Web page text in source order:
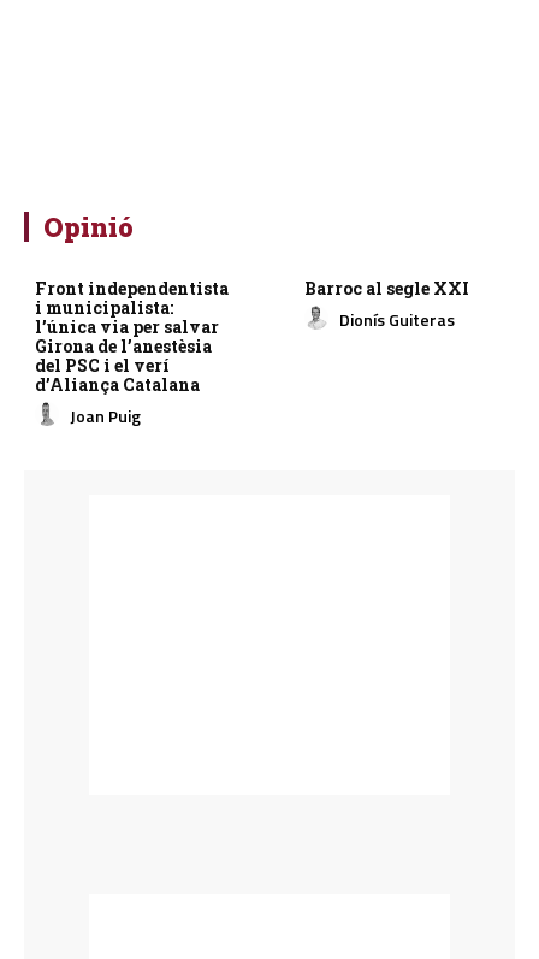
Opinió
Front independentista
i municipalista:
l’única via per salvar
Girona de l’anestèsia
del PSC i el verí
d’Aliança Catalana
Joan Puig
Barroc al segle XXI
Dionís Guiteras